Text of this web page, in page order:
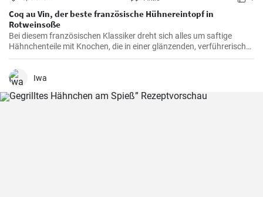
Coq au Vin, der beste französische Hühnereintopf in
Rotweinsoße
Bei diesem französischen Klassiker dreht sich alles um saftige
Hähnchenteile mit Knochen, die in einer glänzenden, verführerisch
dunklen und reichhaltigen Rotweinsauce geschmort werden.
Iwa